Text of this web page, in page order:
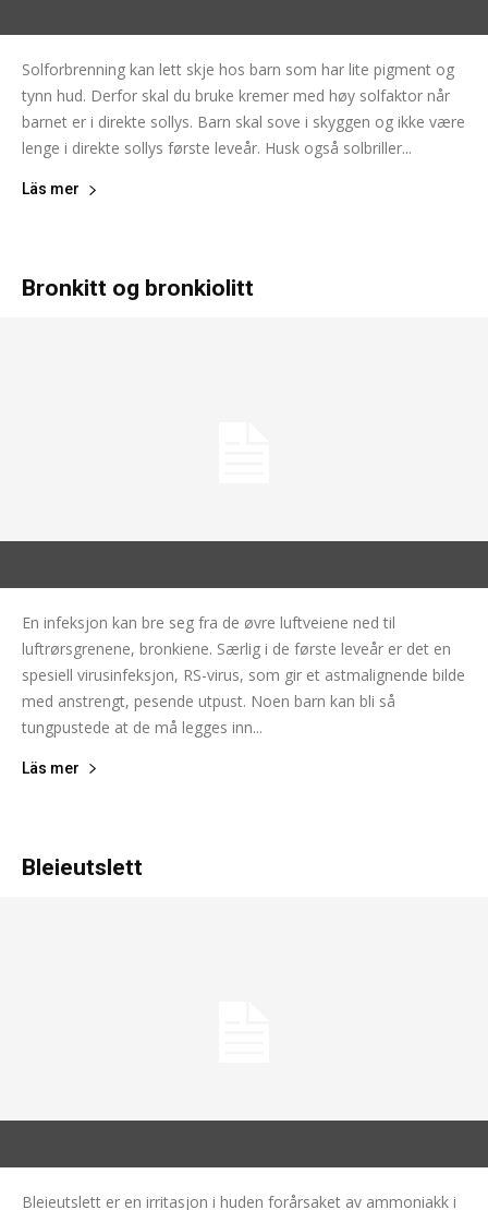
Solforbrenning kan lett skje hos barn som har lite pigment og
tynn hud. Derfor skal du bruke kremer med høy solfaktor når
barnet er i direkte sollys. Barn skal sove i skyggen og ikke være
lenge i direkte sollys første leveår. Husk også solbriller...
Läs mer
Bronkitt og bronkiolitt
En infeksjon kan bre seg fra de øvre luftveiene ned til
luftrørsgrenene, bronkiene. Særlig i de første leveår er det en
spesiell virusinfeksjon, RS-virus, som gir et astmalignende bilde
med anstrengt, pesende utpust. Noen barn kan bli så
tungpustede at de må legges inn...
Läs mer
Bleieutslett
Bleieutslett er en irritasjon i huden forårsaket av ammoniakk i